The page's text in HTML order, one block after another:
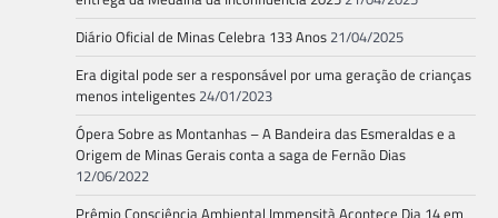
Diário Oficial de Minas Celebra 133 Anos 21/04/2025
Era digital pode ser a responsável por uma geração de crianças
menos inteligentes 24/01/2023
Ópera Sobre as Montanhas – A Bandeira das Esmeraldas e a
Origem de Minas Gerais conta a saga de Fernão Dias
12/06/2022